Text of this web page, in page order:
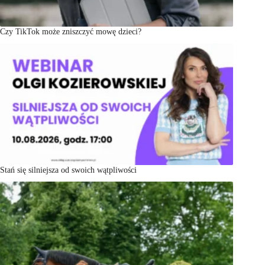
Czy TikTok może zniszczyć mowę dzieci?
Stań się silniejsza od swoich wątpliwości